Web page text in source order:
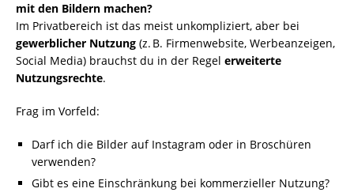
mit den Bildern machen?
Im Privatbereich ist das meist unkompliziert, aber bei
gewerblicher Nutzung (z. B. Firmenwebsite, Werbeanzeigen,
Social Media) brauchst du in der Regel erweiterte
Nutzungsrechte.
Frag im Vorfeld:
Darf ich die Bilder auf Instagram oder in Broschüren
verwenden?
Gibt es eine Einschränkung bei kommerzieller Nutzung?